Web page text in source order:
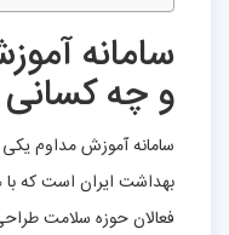
سامانه
و چه کسانی
سامانه آموزش مداوم یکی
بهداشت ایران است که با
فعالان حوزه سلامت طراحی